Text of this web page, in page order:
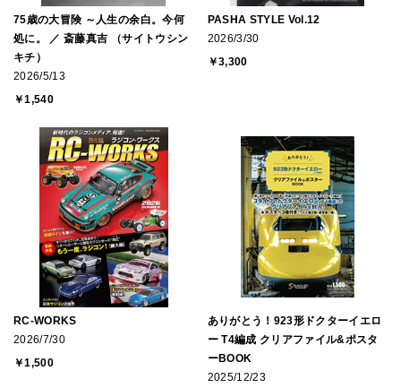
75歳の大冒険 ～人生の余白。今何
処に。 ／ 斎藤真吉 （サイトウシン
キチ）
2026/5/13
￥1,540
PASHA STYLE Vol.12
2026/3/30
￥3,300
RC-WORKS
2026/7/30
￥1,500
ありがとう！923形ドクターイエロ
ー T4編成 クリアファイル&ポスタ
ーBOOK
2025/12/23